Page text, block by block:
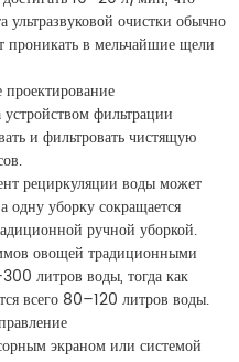
ультразвуковой очистки обычно
проникать в мельчайшие щели
фильтрации
и фильтровать чистящую
рециркуляции воды может
одну уборку сокращается
ручной уборкой.
овощей традиционными
литров воды, тогда как
всего 80–120 литров воды.
экраном или системой